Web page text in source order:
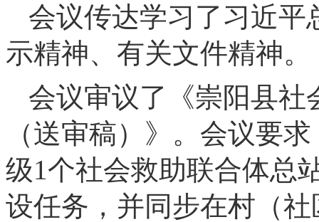
会议传达学习了习近平
示精神、有关文件精神。
会议审议了《崇阳县社
（送审稿）》。会议要
级1个社会救助联合体总
设任务，并同步在村（